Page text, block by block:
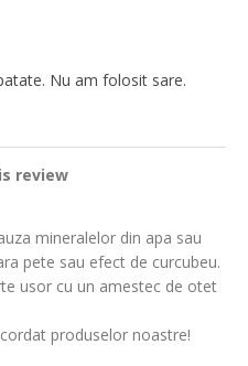
Nu am folosit sare.
review
mineralelor din apa sau
pete sau efect de curcubeu.
usor cu un amestec de otet
produselor noastre!